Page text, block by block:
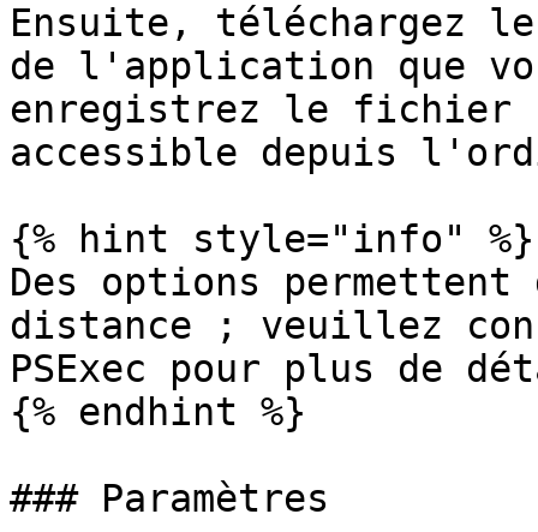
Ensuite, téléchargez
de l'application que
enregistrez le fichier
accessible depuis
{% hint style="info" %}
Des options
distance ; veuillez
PSExec pour plus de
{% endhint %}
### Paramètres